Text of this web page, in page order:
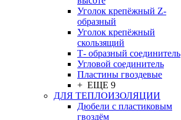
Уголок крепёжный Z-
образный
Уголок крепёжный
скользящий
Т- образный соединитель
Угловой соединитель
Пластины гвоздевые
+ ЕЩЕ 9
ДЛЯ ТЕПЛОИЗОЛЯЦИИ
Дюбели с пластиковым
гвоздём